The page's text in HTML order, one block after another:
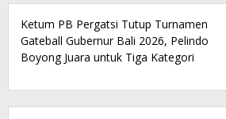
Ketum PB Pergatsi Tutup Turnamen
Gateball Gubernur Bali 2026, Pelindo
Boyong Juara untuk Tiga Kategori